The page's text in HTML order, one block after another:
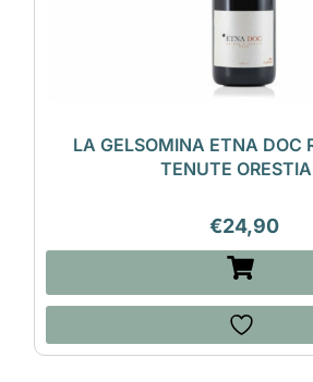
LA GELSOMINA ETNA DOC
TENUTE
€24,90